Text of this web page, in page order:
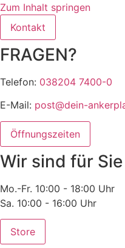
Zum Inhalt springen
Kontakt
FRAGEN?
Telefon: 038204 7400-0
E-Mail: post@dein-
Öffnungszeiten
Wir sind für
Mo.-Fr. 10:00 - 18:00 Uhr
Sa. 10:00 - 16:00 Uhr
Store